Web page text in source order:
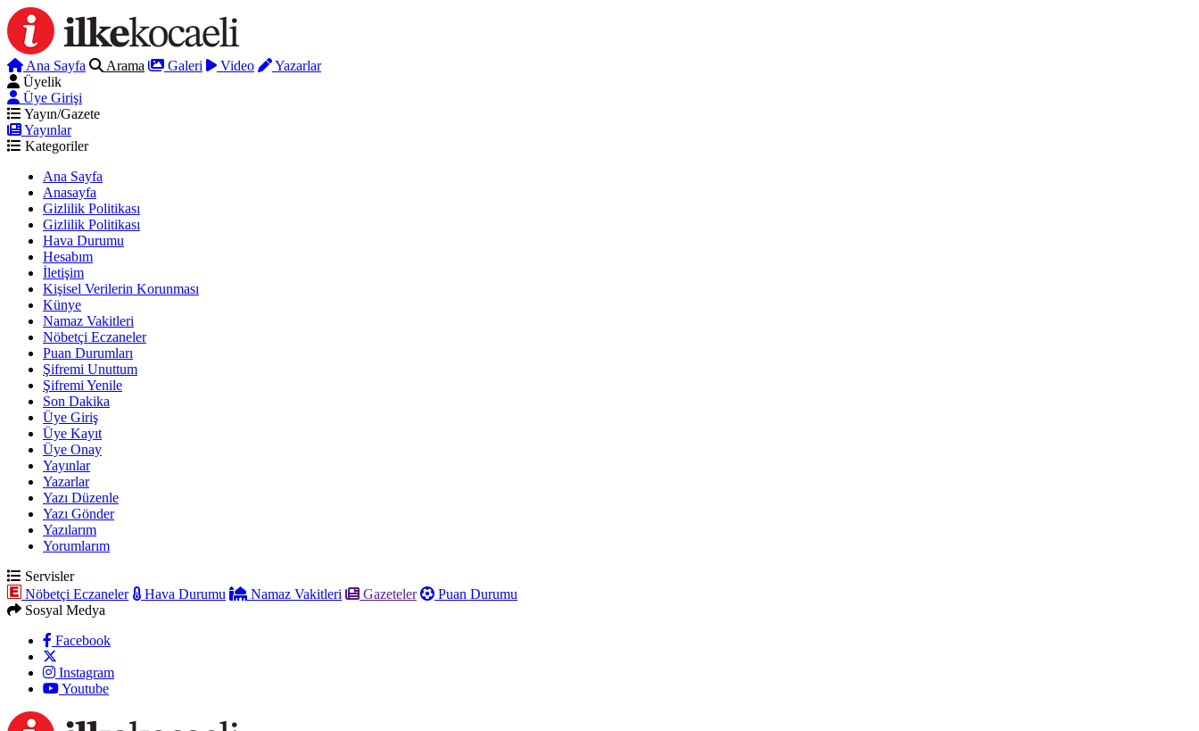
Ana Sayfa Arama Galeri Video
Yazarlar
Üyelik
Üye Girişi
Yayın/Gazete
Yayınlar
Kategoriler
Ana Sayfa
Anasayfa
Gizlilik Politikası
Gizlilik Politikası
Hava Durumu
Hesabım
İletişim
Kişisel Verilerin Korunması
Künye
Namaz Vakitleri
Nöbetçi Eczaneler
Puan Durumları
Şifremi Unuttum
Şifremi Yenile
Son Dakika
Üye Giriş
Üye Kayıt
Üye Onay
Yayınlar
Yazarlar
Yazı Düzenle
Yazı Gönder
Yazılarım
Yorumlarım
Servisler
Nöbetçi Eczaneler
Hava Durumu Namaz Vakitleri Gazeteler
Puan Durumu
Sosyal Medya
Facebook
Instagram
Youtube